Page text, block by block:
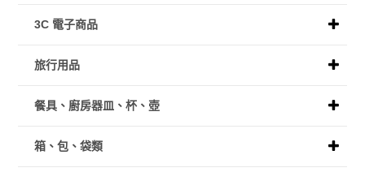
3C 電子商品
旅行用品
餐具、廚房器皿、杯、壺
箱、包、袋類